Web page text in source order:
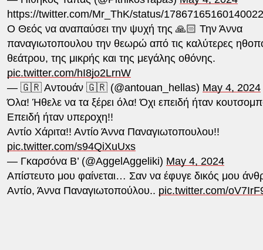
https://twitter.com/Mr_ThK/status/
Ο Θεός να αναπαύσει την ψυχή της 🙏🏻 Την Άννα
παναγιωτοπουλου την θεωρώ από τις καλύτερες
θεάτρου, της μικρής και της μεγάλης οθόνης.
pic.twitter.com/hI8jo2LrnW
— 🇬🇷 Αντουάν 🇬🇷 (@antouan_hellas) May 4, 2024
Όλα! Ήθελε να τα ξέρει όλα! Όχι επειδή ήταν
Επειδή ήταν υπεροχη!!
Αντίο Χάριτα!! Αντίο Άννα Παναγιωτοπουλου!!
pic.twitter.com/s94QiXuUxs
— Γκαρσόνα Β’ (@AggelAggeliki) May 4, 2024
Απίστευτο μου φαίνεται… Σαν να έφυγε δικός μου
Αντίο, Άννα Παναγιωτοπούλου.. pic.twitter.com/